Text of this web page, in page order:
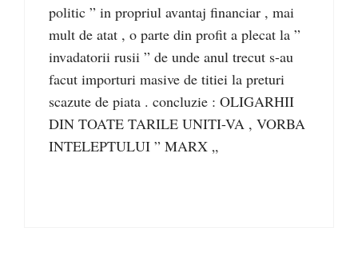
politic ” in propriul avantaj financiar , mai
mult de atat , o parte din profit a plecat la ”
invadatorii rusii ” de unde anul trecut s-au
facut importuri masive de titiei la preturi
scazute de piata . concluzie : OLIGARHII
DIN TOATE TARILE UNITI-VA , VORBA
INTELEPTULUI ” MARX „